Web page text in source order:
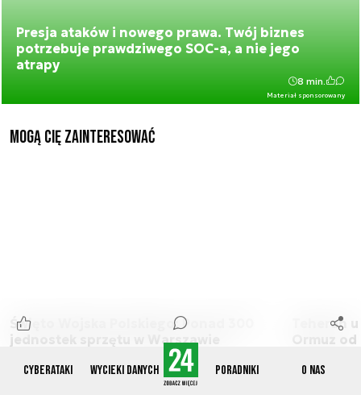
Cyberataki Wycieki danych Poradniki O nas
Presja ataków i nowego prawa. Twój biznes
potrzebuje prawdziwego SOC-a, a nie jego
atrapy
Materiał sponsorowany
8 min.
Mogą Cię zainteresować
Święto Wojska Polskiego: Ponad 300
jednostek sprzętu w Warszawie
Damian Ratka 3 min.
Teheran
Ormuz